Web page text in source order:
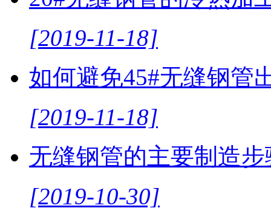
[2019-11-18]
如何避免45#无缝钢管
[2019-11-18]
无缝钢管的主要制造
[2019-10-30]